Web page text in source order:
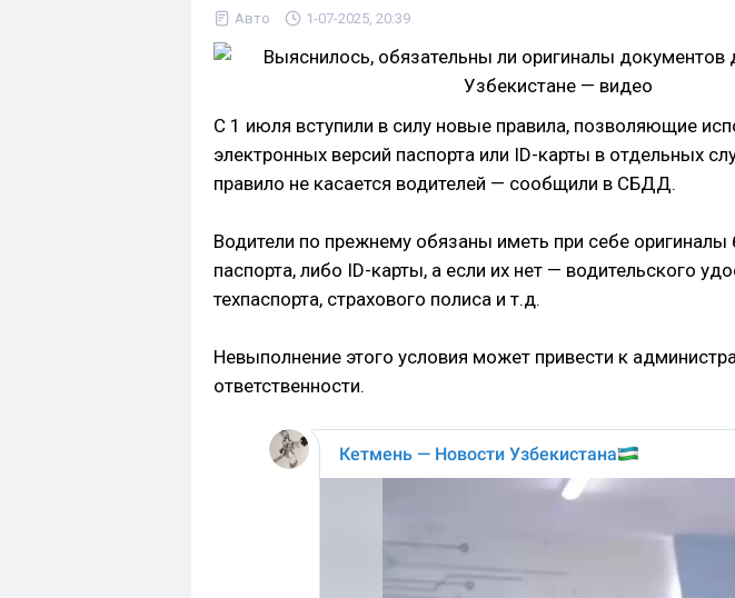
Авто 1-07-2025, 20:39
С 1 июля вступили в силу новые правила, позволяющие
электронных версий паспорта или ID-карты в отдельных
правило не касается водителей — сообщили в СБДД.
Водители по прежнему обязаны иметь при себе оригиналы
паспорта, либо ID-карты, а если их нет — водительского
техпаспорта, страхового полиса и т.д.
Невыполнение этого условия может привести к
ответственности.